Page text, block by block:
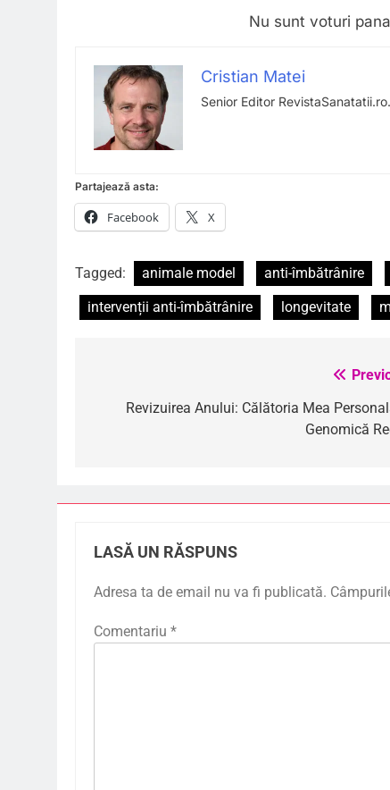
Nu sunt voturi
Cristian Matei
Senior Editor
Partajează asta:
Facebook X
Tagged: animale model anti-îmbătrânire
intervenții anti-îmbătrânire
longevitate
Revizuirea Anului: Călătoria Mea
Genomică
LASĂ UN RĂSPUNS
Adresa ta de email nu va fi publicată.
Comentariu *